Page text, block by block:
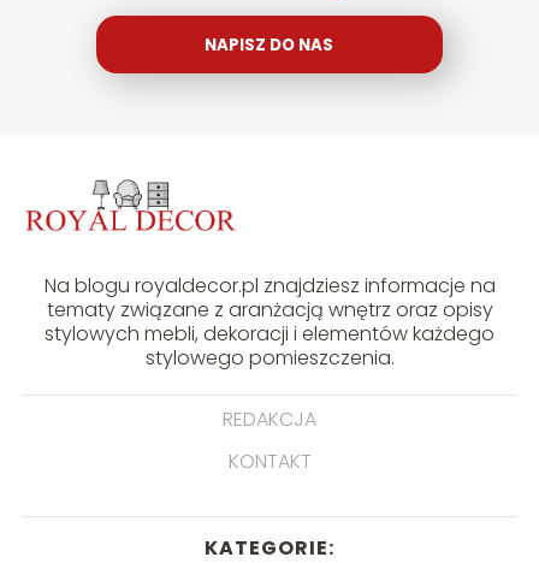
NAPISZ DO NAS
Na blogu royaldecor.pl znajdziesz informacje na
tematy związane z aranżacją wnętrz oraz opisy
stylowych mebli, dekoracji i elementów każdego
stylowego pomieszczenia.
REDAKCJA
KONTAKT
KATEGORIE: